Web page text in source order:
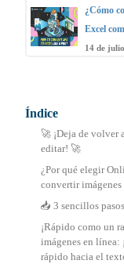
¿Cómo
Excel
14 de
Índice
🚀 ¡Deja de volver
editar! 🚀
¿Por qué elegir
convertir imágenes
📥 3 sencillos
¡Rápido como un
imágenes en línea:
rápido hacia el